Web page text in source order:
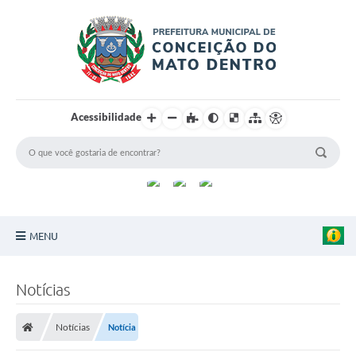
Acessibilidade
MENU
Turismo
Notícias
Notícias Notícia